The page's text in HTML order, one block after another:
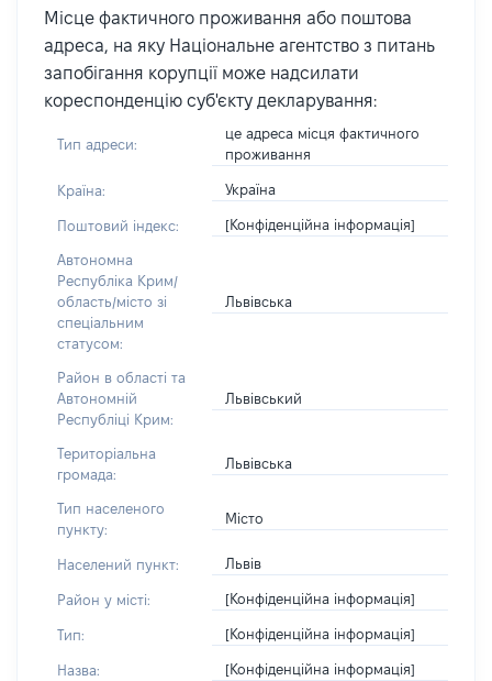
Місце фактичного проживання або поштова
адреса, на яку Національне агентство з питань
запобігання корупції може надсилати
кореспонденцію суб'єкту декларування:
Тип адреси:
це адреса місця фактичного
проживання
Країна: Україна
Поштовий індекс: [Конфіденційна інформація]
Автономна
Республіка Крим/
область/місто зі
спеціальним
статусом:
Львівська
Район в області та
Автономній
Республіці Крим:
Львівський
Територіальна
громада:
Львівська
Тип населеного
пункту:
Місто
Населений пункт: Львів
Район у місті: [Конфіденційна інформація]
Тип: [Конфіденційна інформація]
Назва: [Конфіденційна інформація]